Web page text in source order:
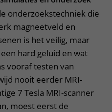
onderzoekstechniek die
magneetveld en
is het veilig, maar
hard geluid en wat
vooraf testen van
nooit eerder MRI-
7 Tesla MRI-scanner
moest eerst de